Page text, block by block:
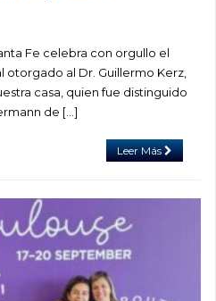
Fe celebra con orgullo el
al Dr. Guillermo Kerz,
casa, quien fue distinguido
de […]
Leer Más